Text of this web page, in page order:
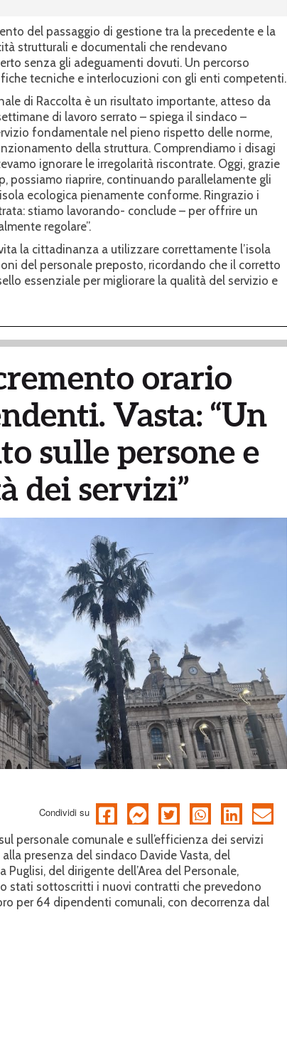
del passaggio di gestione tra la precedente e la
strutturali e documentali che rendevano
senza gli adeguamenti dovuti. Un percorso
tecniche e interlocuzioni con gli enti competenti.
di Raccolta è un risultato importante, atteso da
di lavoro serrato – spiega il sindaco –
fondamentale nel pieno rispetto delle norme,
della struttura. Comprendiamo i disagi
ignorare le irregolarità riscontrate. Oggi, grazie
possiamo riaprire, continuando parallelamente gli
ecologica pienamente conforme. Ringrazio i
stiamo lavorando- conclude – per offrire un
regolare”.
la cittadinanza a utilizzare correttamente l’isola
del personale preposto, ricordando che il corretto
essenziale per migliorare la qualità del servizio e
orario
Vasta: “Un
sulle persone e
dei servizi”
Condividi su
personale comunale e sull’efficienza dei servizi
presenza del sindaco Davide Vasta, del
del dirigente dell’Area del Personale,
stati sottoscritti i nuovi contratti che prevedono
per 64 dipendenti comunali, con decorrenza dal